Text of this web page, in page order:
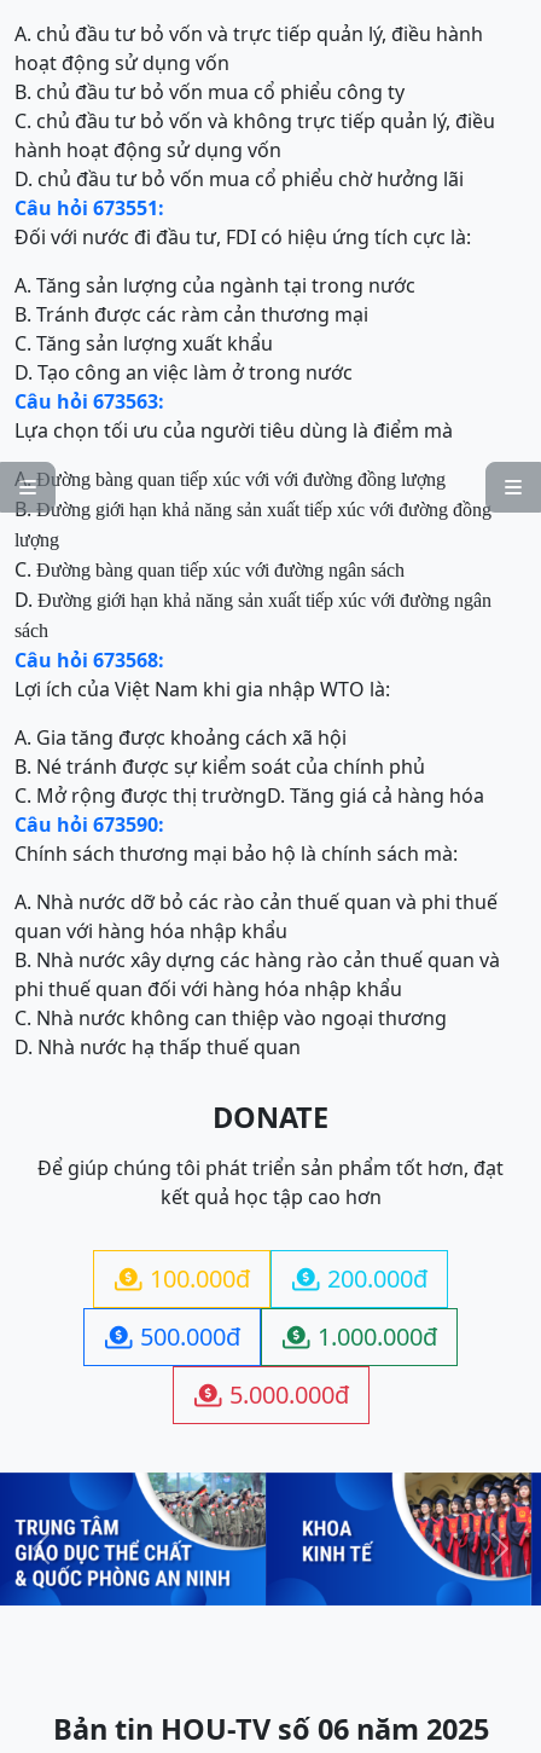


A. chủ đầu tư bỏ vốn và trực tiếp quản lý, điều hành
hoạt động sử dụng vốn
B. chủ đầu tư bỏ vốn mua cổ phiểu công ty
C. chủ đầu tư bỏ vốn và không trực tiếp quản lý, điều
hành hoạt động sử dụng vốn
D. chủ đầu tư bỏ vốn mua cổ phiểu chờ hưởng lãi
Câu hỏi 673551:
Đối với nước đi đầu tư, FDI có hiệu ứng tích cực là:
A. Tăng sản lượng của ngành tại trong nước
B. Tránh được các ràm cản thương mại
C. Tăng sản lượng xuất khẩu
D. Tạo công an việc làm ở trong nước
Câu hỏi 673563:
Lựa chọn tối ưu của người tiêu dùng là điểm mà
A.Đường bàng quan tiếp xúc với với đường đồng lượng
B.Đường giới hạn khả năng sản xuất tiếp xúc với đường đồng
lượng
C. Đường bàng quan tiếp xúc với đường ngân sách
D. Đường giới hạn khả năng sản xuất tiếp xúc với đường ngân
sách
Câu hỏi 673568:
Lợi ích của Việt Nam khi gia nhập WTO là:
A. Gia tăng được khoảng cách xã hội
B. Né tránh được sự kiểm soát của chính phủ
C. Mở rộng được thị trườngD. Tăng giá cả hàng hóa
Câu hỏi 673590:
Chính sách thương mại bảo hộ là chính sách mà:
A. Nhà nước dỡ bỏ các rào cản thuế quan và phi thuế
quan với hàng hóa nhập khẩu
B. Nhà nước xây dựng các hàng rào cản thuế quan và
phi thuế quan đối với hàng hóa nhập khẩu
C. Nhà nước không can thiệp vào ngoại thương
D. Nhà nước hạ thấp thuế quan
DONATE
Để giúp chúng tôi phát triển sản phẩm tốt hơn, đạt
kết quả học tập cao hơn
 100.000đ  200.000đ
 500.000đ  1.000.000đ
 5.000.000đ
Previous Next
Bản tin HOU-TV số 06 năm 2025